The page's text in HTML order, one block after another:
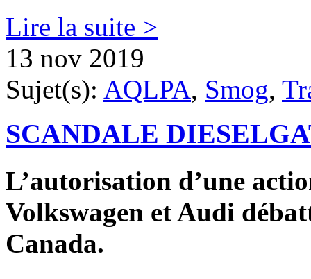
Lire la suite >
13 nov 2019
Sujet(s): AQLPA, Smog,
SCANDALE
L’autorisation d’une
Volkswagen et Audi
Canada.